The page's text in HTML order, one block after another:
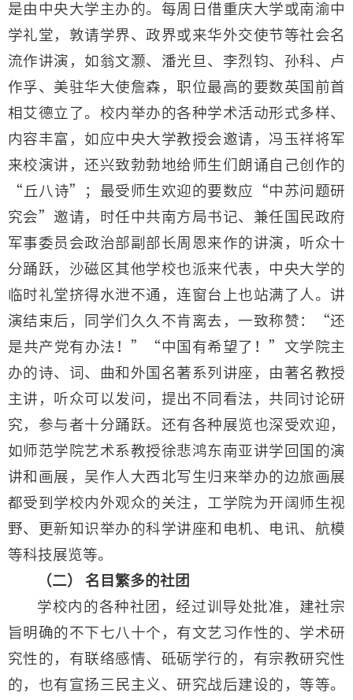
是由中央大学主办的。每周日借重庆大学或南渝中
学礼堂，敦请学界、政界或来华外交使节等社会名
流作讲演，如翁文灏、潘光旦、李烈钧、孙科、卢
作孚、美驻华大使詹森，职位最高的要数英国前首
相艾德立了。校内举办的各种学术活动形式多样、
内容丰富，如应中央大学教授会邀请，冯玉祥将军
来校演讲，还兴致勃勃地给师生们朗诵自己创作的
“丘八诗”；最受师生欢迎的要数应“中苏问题研
究会”邀请，时任中共南方局书记、兼任国民政府
军事委员会政治部副部长周恩来作的讲演，听众十
分踊跃，沙磁区其他学校也派来代表，中央大学的
临时礼堂挤得水泄不通，连窗台上也站满了人。讲
演结束后，同学们久久不肯离去，一致称赞：“还
是共产党有办法！”“中国有希望了！”文学院主
办的诗、词、曲和外国名著系列讲座，由著名教授
主讲，听众可以发问，提出不同看法，共同讨论研
究，参与者十分踊跃。还有各种展览也深受欢迎，
如师范学院艺术系教授徐悲鸿东南亚讲学回国的演
讲和画展，吴作人大西北写生归来举办的边旅画展
都受到学校内外观众的关注，工学院为开阔师生视
野、更新知识举办的科学讲座和电机、电讯、航模
等科技展览等。
（二） 名目繁多的社团
学校内的各种社团，经过训导处批准，建社宗
旨明确的不下七八十个，有文艺习作性的、学术研
究性的，有联络感情、砥砺学行的，有宗教研究性
的，也有宣扬三民主义、研究战后建设的，等等。